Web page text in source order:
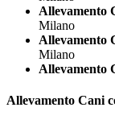
Allevamento
Milano
Allevamento
Milano
Allevamento
Allevamento Cani